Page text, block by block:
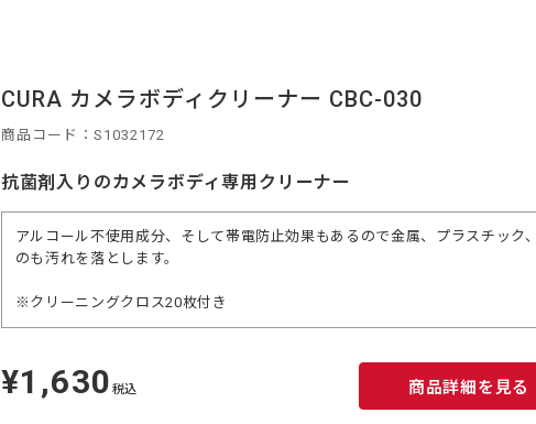
CURA カメラボディクリーナー CBC-030
商品コード：S1032172
抗菌剤入りのカメラボディ専用クリーナー
アルコール不使用成分、そして帯電防止効果もあるので金属、プラスチック
のも汚れを落とします。
※クリーニングクロス20枚付き
定
価
¥1,630 税込 商品詳細を見る